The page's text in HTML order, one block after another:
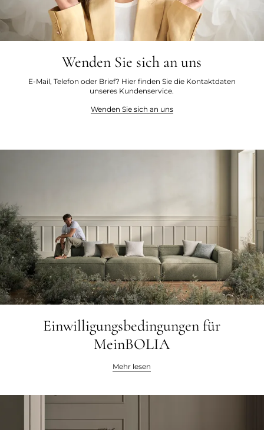
Wenden Sie sich an uns
E-Mail, Telefon oder Brief? Hier finden Sie die Kontaktdaten
unseres Kundenservice.
Wenden Sie sich an uns
Einwilligungsbedingungen für
MeinBOLIA
Mehr lesen